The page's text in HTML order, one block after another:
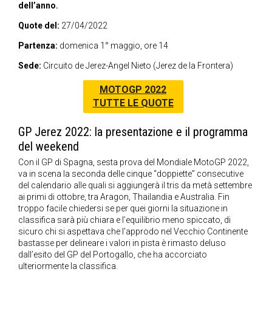
dell’anno.
Quote del: 27/04/2022
Partenza: domenica 1° maggio, ore 14
Sede: Circuito de Jerez-Angel Nieto (Jerez de la Frontera)
MOTOGP 2022
TUTTE LE QUOTE
GP Jerez 2022: la presentazione e il programma
del weekend
Con il GP di Spagna, sesta prova del Mondiale MotoGP 2022,
va in scena la seconda delle cinque “doppiette” consecutive
del calendario alle quali si aggiungerà il tris da metà settembre
ai primi di ottobre, tra Aragon, Thailandia e Australia. Fin
troppo facile chiedersi se per quei giorni la situazione in
classifica sarà più chiara e l’equilibrio meno spiccato, di
sicuro chi si aspettava che l’approdo nel Vecchio Continente
bastasse per delineare i valori in pista è rimasto deluso
dall’esito del GP del Portogallo, che ha accorciato
ulteriormente la classifica.